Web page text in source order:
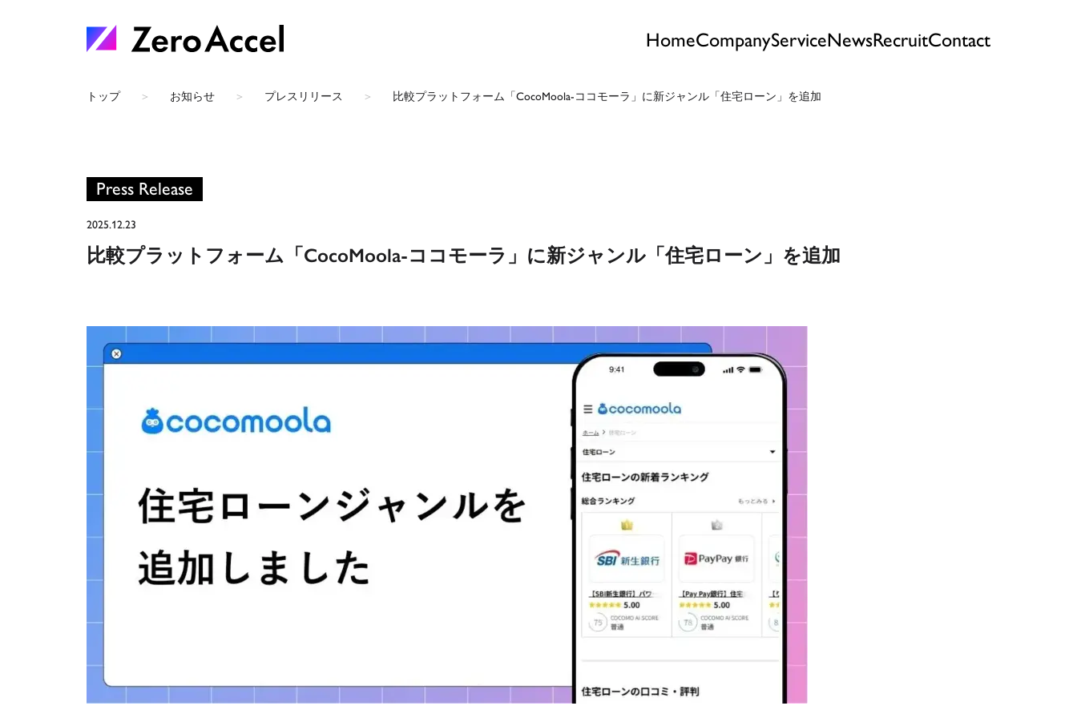
HomeCompanyServiceNewsRecruitContact
トップ お知らせ プレスリリース 比較プラットフォーム「CocoMoola-ココモーラ」に新ジャンル「住宅ローン」を追加
Press Release
2025.12.23
比較プラットフォーム「CocoMoola-ココモーラ」に新ジャンル「住宅ローン」を追加